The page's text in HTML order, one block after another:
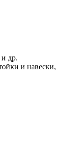
др.
и навески,